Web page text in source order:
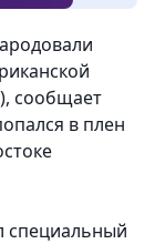
сообщает
в плен
специальный